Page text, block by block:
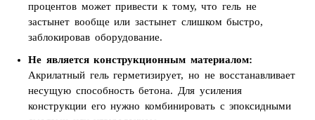
процентов может привести к тому, что гель не
застынет вообще или застынет слишком быстро,
заблокировав оборудование.
Не является конструкционным материалом:
Акрилатный гель герметизирует, но не восстанавливает
несущую способность бетона. Для усиления
конструкции его нужно комбинировать с эпоксидными